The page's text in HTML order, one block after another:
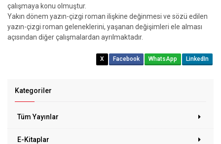
Kategoriler
Tüm Yayınlar
E-Kitaplar
çalışmaya konu olmuştur.
Yakın dönem yazın-çizgi roman ilişkine değinmesi ve sözü edilen
yazın-çizgi roman geleneklerini, yaşanan değişimleri ele alması
açısından diğer çalışmalardan ayrılmaktadır.
X Facebook WhatsApp LinkedIn